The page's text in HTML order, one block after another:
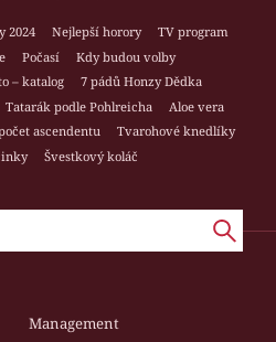
2024 Nejlepší horory
TV program
Počasí
Kdy budou volby
– katalog
7 pádů Honzy Dědka
Tatarák podle Pohlreicha
Aloe vera
ascendentu
Tvarohové knedlíky
Švestkový koláč
Management